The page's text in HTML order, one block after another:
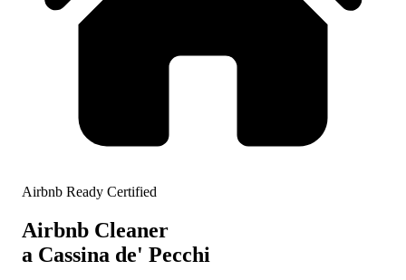
Airbnb Ready Certified
Airbnb Cleaner
a Cassina de' Pecchi